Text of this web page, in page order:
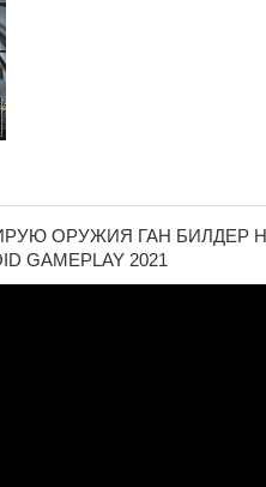
ОРУЖИЯ ГАН БИЛДЕР
GAMEPLAY 2021